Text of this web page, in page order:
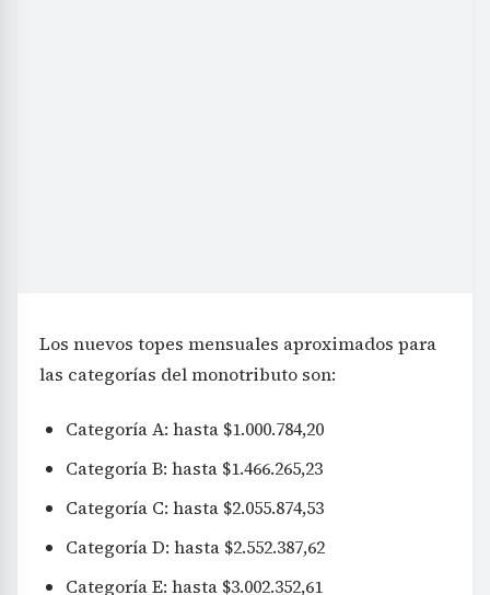
Los nuevos topes mensuales aproximados para
las categorías del monotributo son:
Categoría A: hasta $1.000.784,20
Categoría B: hasta $1.466.265,23
Categoría C: hasta $2.055.874,53
Categoría D: hasta $2.552.387,62
Categoría E: hasta $3.002.352,61